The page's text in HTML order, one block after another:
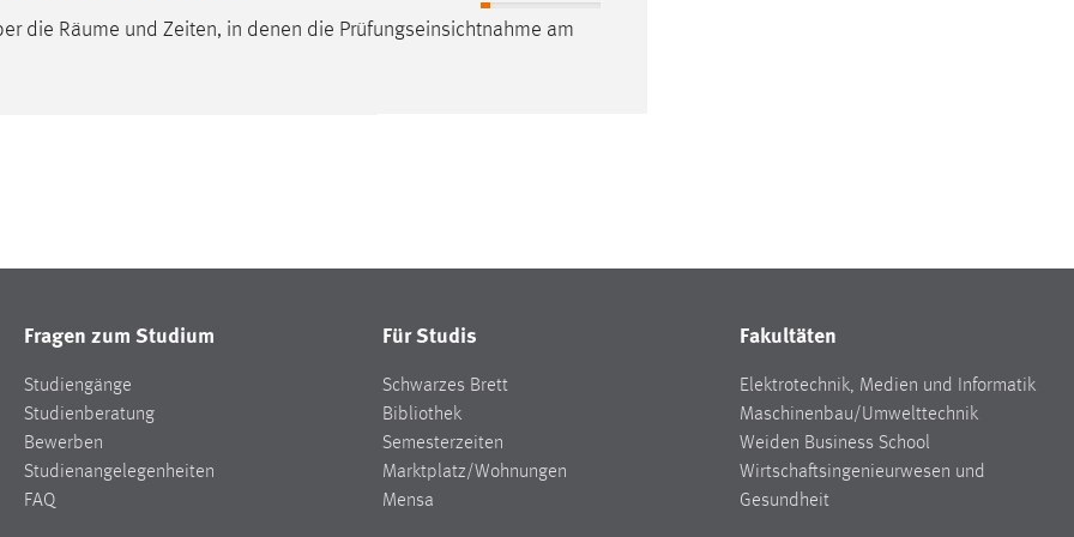
die Räume und Zeiten, in denen die Prüfungseinsichtnahme am
Fragen zum Studium
Studiengänge
Studienberatung
Bewerben
Studienangelegenheiten
FAQ
Für Studis
Schwarzes Brett
Bibliothek
Semesterzeiten
Marktplatz/Wohnungen
Mensa
Fakultäten
Elektrotechnik, Medien und Informatik
Maschinenbau/Umwelttechnik
Weiden Business School
Wirtschaftsingenieurwesen und
Gesundheit